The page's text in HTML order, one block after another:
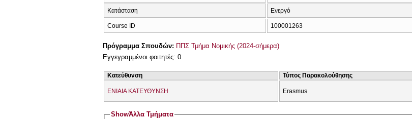
Κατάσταση Ενεργό
Course ID 100001263
Πρόγραμμα Σπουδών: ΠΠΣ Τμήμα Νομικής (2024-σήμερα)
Εγγεγραμμένοι φοιτητές: 0
Κατεύθυνση Τύπος Παρακολούθησης
ΕΝΙΑΙΑ ΚΑΤΕΥΘΥΝΣΗ Erasmus
ShowΆλλα Τμήματα